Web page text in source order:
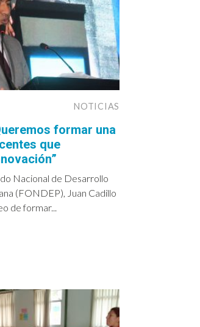
NOTICIAS
formar una
que
Nacional de Desarrollo
(FONDEP), Juan Cadillo
de formar...